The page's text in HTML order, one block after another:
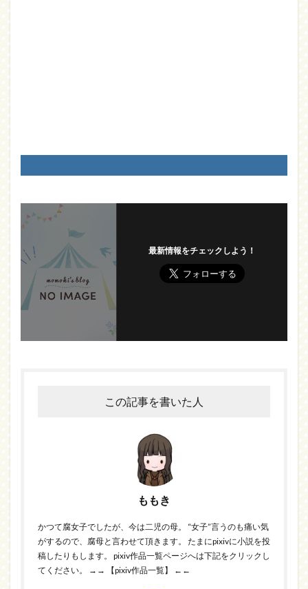
最新情報をチェックしよう！
この記事を書いた人
ももき
かつて腐女子でしたが、今は二児の母。 “女子”言うのも痛い気
がするので、腐母と言わせて頂きます。 たまにpixivに小説を投
稿したりもします。 pixiv作品一覧ページへは下記をクリックし
てください。
→→ 【pixiv作品一覧】 ←←